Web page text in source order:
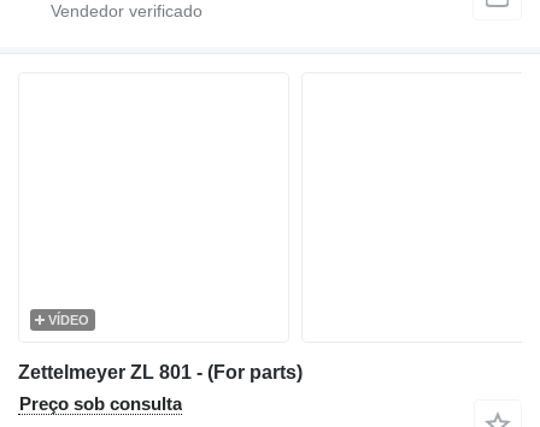
VÍDEO
Zettelmeyer ZL 801 - (For parts)
Preço sob consulta